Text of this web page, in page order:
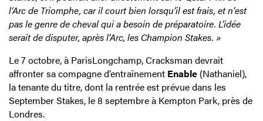
l’Arc de Triomphe, car il court bien lorsqu’il est frais, et n’est
pas le genre de cheval qui a besoin de préparatoire. L’idée
serait de disputer, après l’Arc, les Champion Stakes. »
Le 7 octobre, à ParisLongchamp, Cracksman devrait
affronter sa compagne d’entraînement Enable (Nathaniel),
la tenante du titre, dont la rentrée est prévue dans les
September Stakes, le 8 septembre à Kempton Park, près de
Londres.